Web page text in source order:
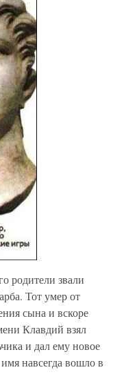
родители звали
Тот умер от
сына и вскоре
Клавдий взял
и дал ему новое
навсегда вошло в